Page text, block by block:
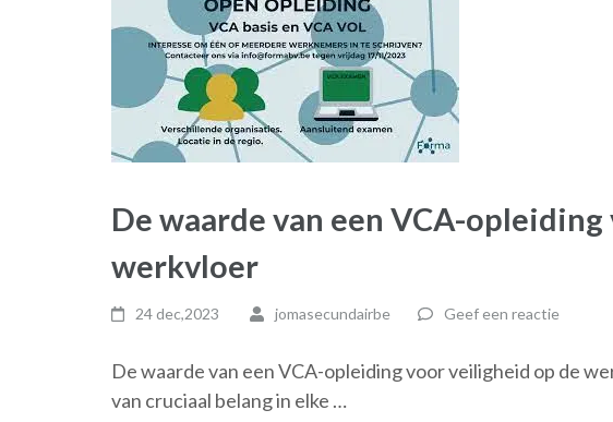
De waarde van een VCA-
werkvloer
24 dec,2023 jomasecundairbe Geef een reactie
De waarde van een VCA-opleiding voor veiligheid op de
van cruciaal belang in elke …